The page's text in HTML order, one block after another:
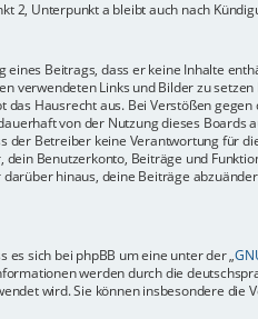
2, Unterpunkt a bleibt auch nach
Beitrags, dass er keine Inhalte
verwendeten Links und Bilder zu
das Hausrecht aus. Bei Verstößen
von der Nutzung dieses Boards
der Betreiber keine Verantwortung für
Benutzerkonto, Beiträge und
hinaus, deine Beiträge
es sich bei phpBB um eine unter der „
werden durch die
wird. Sie können insbesondere